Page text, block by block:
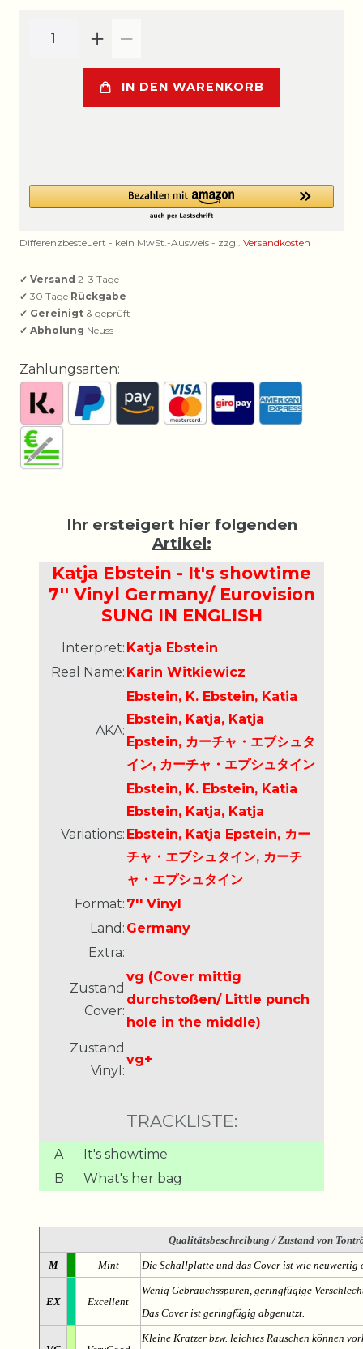
IN DEN WARENKORB
Differenzbesteuert - kein MwSt.-Ausweis - zzgl. Versandkosten
✔ Versand 2–3 Tage
✔ 30 Tage Rückgabe
✔ Gereinigt & geprüft
✔ Abholung Neuss
Zahlungsarten:
Ihr ersteigert hier folgenden
Artikel:
Katja Ebstein - It's showtime
7'' Vinyl Germany/ Eurovision
SUNG IN ENGLISH
Interpret: Katja Ebstein
Real Name: Karin Witkiewicz
AKA:
Ebstein, K. Ebstein, Katia
Ebstein, Katja, Katja
Epstein, カーチャ・エブシュタ
イン, カーチャ・エプシュタイン
Variations:
Ebstein, K. Ebstein, Katia
Ebstein, Katja, Katja
Ebstein, Katja Epstein, カー
チャ・エブシュタイン, カーチ
ャ・エプシュタイン
Format: 7'' Vinyl
Land: Germany
Extra:
Zustand
Cover:
vg (Cover mittig
durchstoßen/ Little punch
hole in the middle)
Zustand
Vinyl:
vg+
TRACKLISTE:
A
It's showtime
B
What's her bag
Qualitätsbeschreibung / Zustand von
M Mint Die Schallplatte und das Cover ist wie
EX Excellent
Wenig Gebrauchsspuren, geringfügige
Das Cover ist geringfügig abgenutzt.
Kleine Kratzer bzw. leichtes Rauschen können